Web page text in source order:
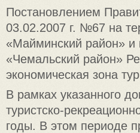
Постановлением
03.02.2007 г. №67 на
«Майминский район» и
«Чемальский район»
экономическая зона
В рамках указанного
туристско-
годы. В этом периоде